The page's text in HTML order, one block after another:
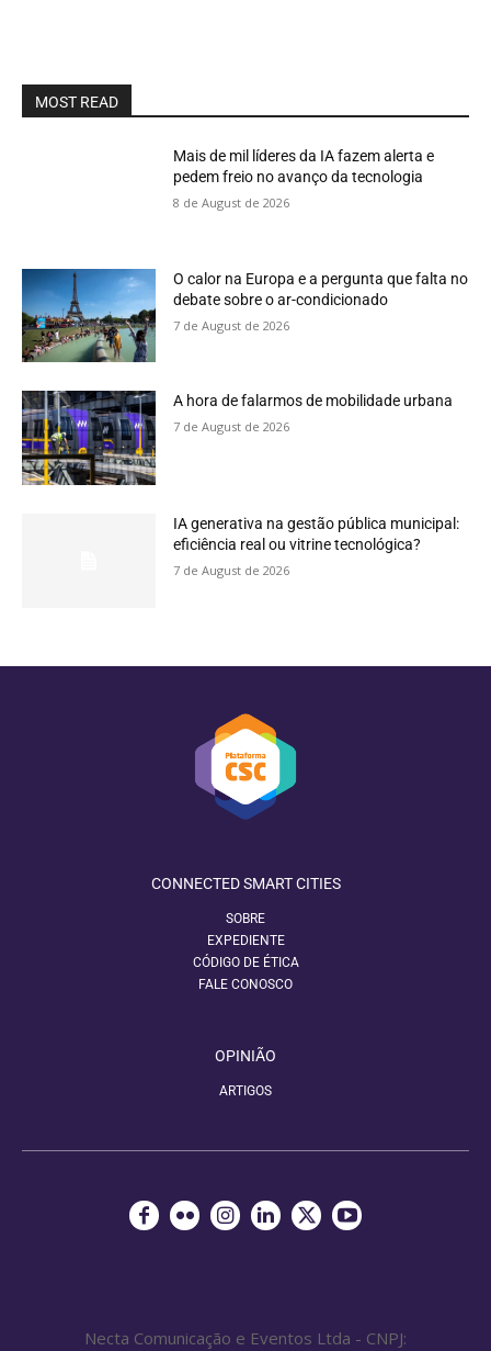
MOST READ
Mais de mil líderes da IA fazem alerta e
pedem freio no avanço da tecnologia
8 de August de 2026
O calor na Europa e a pergunta que falta no
debate sobre o ar-condicionado
7 de August de 2026
A hora de falarmos de mobilidade urbana
7 de August de 2026
IA generativa na gestão pública municipal:
eficiência real ou vitrine tecnológica?
7 de August de 2026
CONNECTED SMART CITIES
SOBRE
EXPEDIENTE
CÓDIGO DE ÉTICA
FALE CONOSCO
OPINIÃO
ARTIGOS
Necta Comunicação e Eventos Ltda - CNPJ: